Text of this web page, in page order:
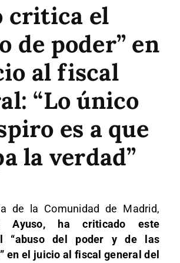
critica el
de poder” en
al fiscal
“Lo único
es a que
la verdad”
de la Comunidad de Madrid,
Ayuso, ha criticado este
“abuso del poder y de las
en el juicio al fiscal general del